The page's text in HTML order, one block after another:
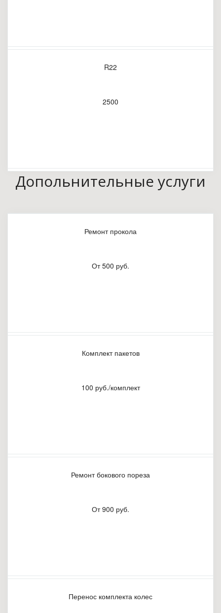
R22
2500
Допольнительные услуги
Ремонт прокола
От 500 руб.
Комплект пакетов
100 руб./комплект
Ремонт бокового пореза
От 900 руб.
Перенос комплекта колес